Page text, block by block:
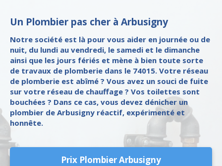
Un Plombier pas cher à Arbusigny
Notre société est là pour vous aider en journée ou de
nuit, du lundi au vendredi, le samedi et le dimanche
ainsi que les jours fériés et mène à bien toute sorte
de travaux de plomberie dans le 74015. Votre réseau
de plomberie est abîmé ? Vous avez un souci de fuite
sur votre réseau de chauffage ? Vos toilettes sont
bouchées ? Dans ce cas, vous devez dénicher un
plombier de Arbusigny réactif, expérimenté et
honnête.
Prix Plombier Arbusigny